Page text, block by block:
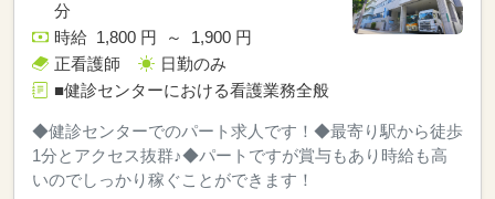
分
時給 1,800 円 ～ 1,900 円
正看護師
日勤のみ
■健診センターにおける看護業務全般
◆健診センターでのパート求人です！◆最寄り駅から徒歩
1分とアクセス抜群♪◆パートですが賞与もあり時給も高
いのでしっかり稼ぐことができます！